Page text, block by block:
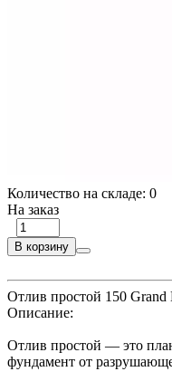
Количество на складе: 0
На заказ
В корзину
Отлив простой 150
Описание:
Отлив простой — это
фундамент от